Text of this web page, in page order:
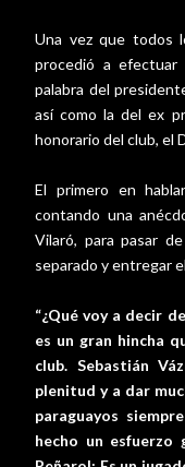
Una vez que todos
procedió a
palabra del
así como la del ex
honorario del club, el
El primero en
contando una
Vilaró, para pasar
separado y entregar
“¿Qué voy a decir
es un gran hincha
club. Sebastián
plenitud y a dar
paraguayos
hecho un esfuerzo